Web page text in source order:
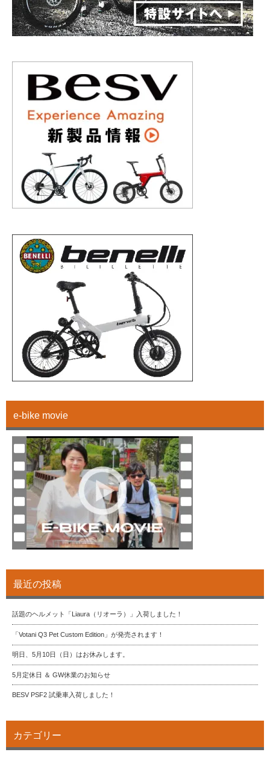
e-bike movie
最近の投稿
話題のヘルメット「Liaura（リオーラ）」入荷しました！
「Votani Q3 Pet Custom Edition」が発売されます！
明日、5月10日（日）はお休みします。
5月定休日 ＆ GW休業のお知らせ
BESV PSF2 試乗車入荷しました！
カテゴリー